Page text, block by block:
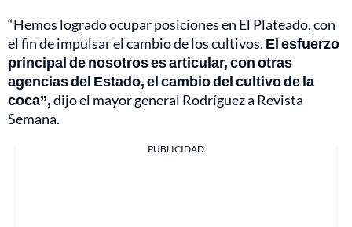
“Hemos logrado ocupar posiciones en El Plateado, con
el fin de impulsar el cambio de los cultivos. El esfuerzo
principal de nosotros es articular, con otras
agencias del Estado, el cambio del cultivo de la
coca”,dijo el mayor general Rodríguez a Revista
Semana.
PUBLICIDAD